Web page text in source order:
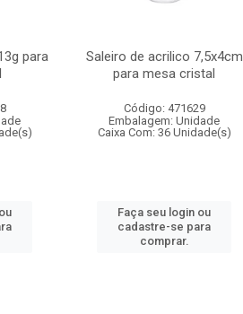
para
Saleiro de acrilico 7,5x4cm
para mesa cristal
Código: 471629
Embalagem: Unidade
Caixa Com: 36 Unidade(s)
Faça seu login ou
cadastre-se para
comprar.